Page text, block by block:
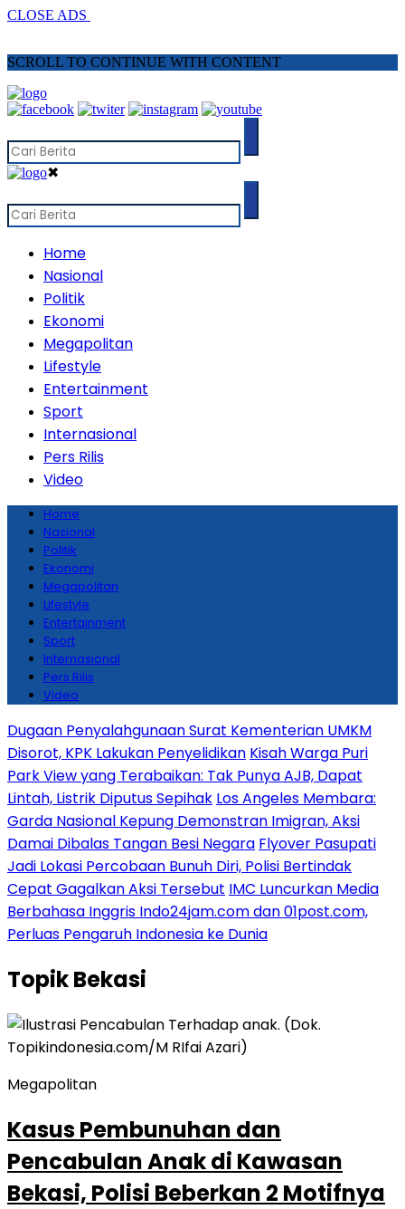
CLOSE ADS
SCROLL TO CONTINUE WITH CONTENT
✖
Home
Nasional
Politik
Ekonomi
Megapolitan
Lifestyle
Entertainment
Sport
Internasional
Pers Rilis
Video
Home
Nasional
Politik
Ekonomi
Megapolitan
Lifestyle
Entertainment
Sport
Internasional
Pers Rilis
Video
Dugaan Penyalahgunaan Surat Kementerian UMKM
Disorot, KPK Lakukan Penyelidikan Kisah Warga Puri
Park View yang Terabaikan: Tak Punya AJB, Dapat
Lintah, Listrik Diputus Sepihak Los Angeles Membara:
Garda Nasional Kepung Demonstran Imigran, Aksi
Damai Dibalas Tangan Besi Negara Flyover Pasupati
Jadi Lokasi Percobaan Bunuh Diri, Polisi Bertindak
Cepat Gagalkan Aksi Tersebut IMC Luncurkan Media
Berbahasa Inggris Indo24jam.com dan 01post.com,
Perluas Pengaruh Indonesia ke Dunia
TopikBekasi
Megapolitan
Kasus Pembunuhan dan
Pencabulan Anak di Kawasan
Bekasi, Polisi Beberkan 2 Motifnya